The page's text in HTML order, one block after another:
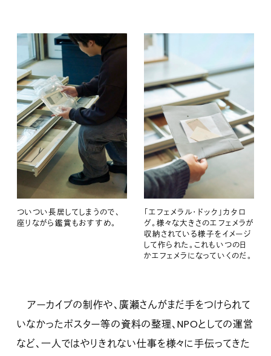
ついつい長居してしまうので、
座りながら鑑賞もおすすめ。
「エフェメラル・ドック」カタロ
グ。様々な大きさのエフェメラが
収納されている様子をイメージ
して作られた。これもいつの日
かエフェメラになっていくのだ。
アーカイブの制作や、廣瀬さんがまだ手をつけられて
いなかったポスター等の資料の整理、NPOとしての運営
など、一人ではやりきれない仕事を様々に手伝ってきた